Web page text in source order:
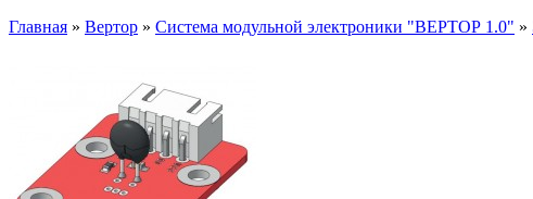
Главная » Вертор » Система модульной электроники "ВЕРТОР 1.0" »